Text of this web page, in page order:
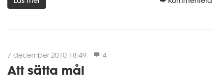
7 december 2010 18:49 4
Att sätta mål